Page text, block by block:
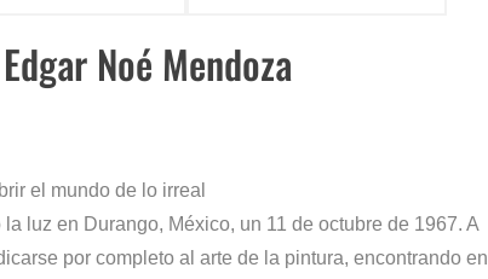
Vita
del Mundo
Noé Mendoza
el mundo de lo irreal
luz en Durango, México, un 11 de octubre de 1967. A
por completo al arte de la pintura, encontrando en